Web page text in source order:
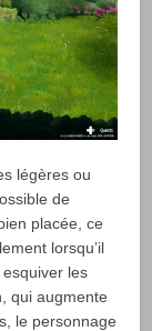
légères ou
de
placée, ce
lorsqu’il
les
qui augmente
le personnage